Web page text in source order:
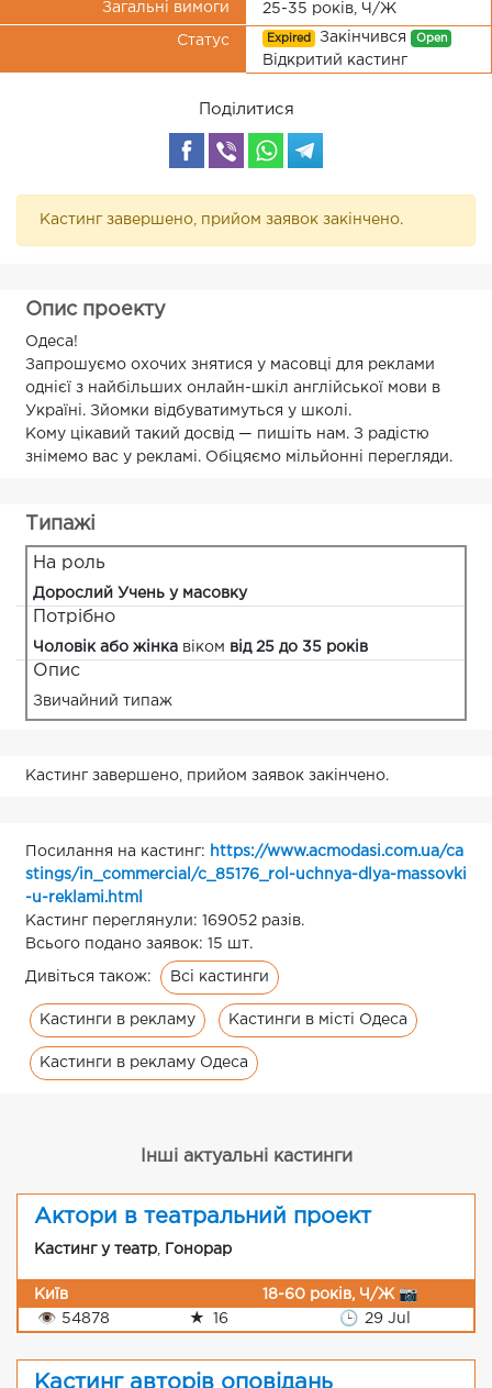
Загальні вимоги 25-35 років, Ч/Ж
Статус Expired Закінчився Open
Відкритий кастинг
Поділитися
Кастинг завершено, прийом заявок закінчено.
Опис проекту
Одеса!
Запрошуємо охочих знятися у масовці для реклами
однієї з найбільших онлайн-шкіл англійської мови в
Україні. Зйомки відбуватимуться у школі.
Кому цікавий такий досвід — пишіть нам. З радістю
знімемо вас у рекламі. Обіцяємо мільйонні перегляди.
Типажі
На роль
Дорослий Учень у масовку
Потрібно
Чоловік або жінка віком від 25 до 35 років
Опис
Звичайний типаж
Кастинг завершено, прийом заявок закінчено.
Посилання на кастинг: https://www.acmodasi.com.ua/ca
stings/in_commercial/c_85176_rol-uchnya-dlya-massovki
-u-reklami.html
Кастинг переглянули: 169052 разів.
Всього подано заявок: 15 шт.
Дивіться також: Всі кастинги
Кастинги в рекламу Кастинги в місті Одеса
Кастинги в рекламу Одеса
Інші актуальні кастинги
Актори в театральний проект
Кастинг у театр Гонорар
Київ
18-60 років, Ч/Ж 📷
👁 54878 ★ 16 🕒 29 Jul
Кастинг авторів оповідань